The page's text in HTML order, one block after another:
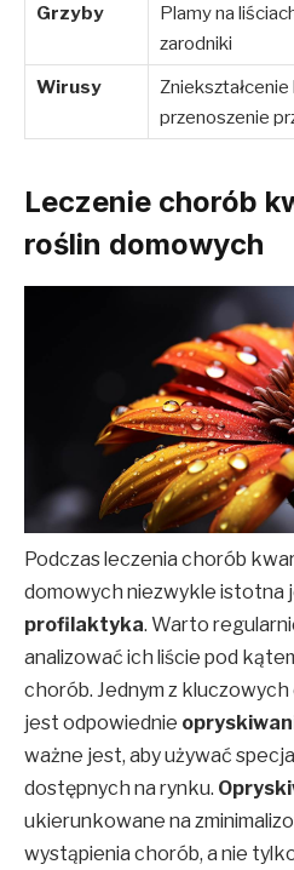
Grzyby
Plamy na
zarodniki
Wirusy
przenoszenie
Leczenie chorób
roślin domowych
Podczas leczenia chorób
domowych niezwykle istotna
profilaktyka. Warto
analizować ich liście pod
chorób. Jednym z
jest odpowiednie
ważne jest, aby używać
dostępnych na rynku.
ukierunkowane na
wystąpienia chorób, a nie